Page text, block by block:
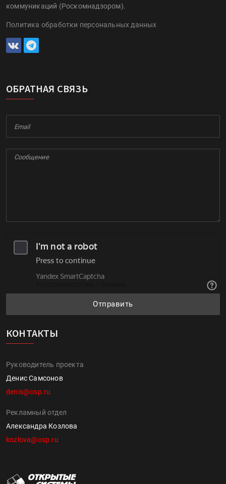
коммуникаций (Роскомнадзором).
Политика обработки персональных данных
ОБРАТНАЯ СВЯЗЬ
Отправить
КОНТАКТЫ
Руководитель проекта
Денис Самсонов
denis@osp.ru
Рекламный отдел
Александра Козлова
kozlova@osp.ru